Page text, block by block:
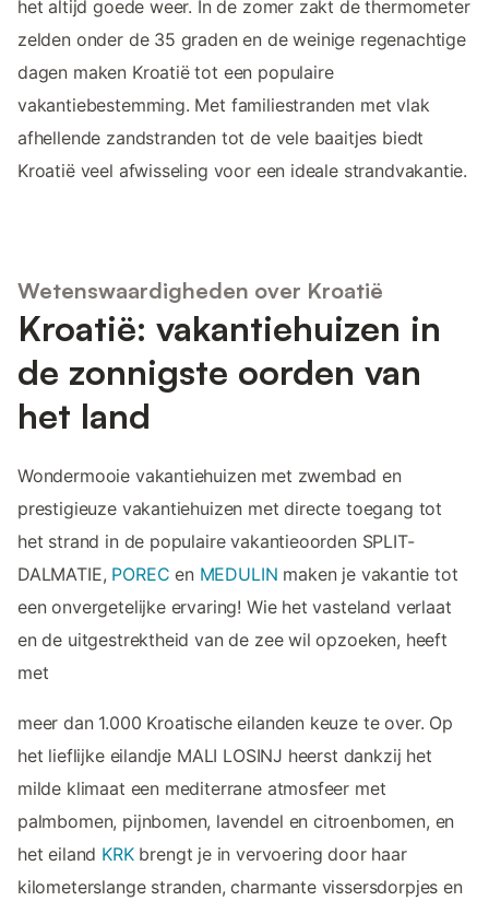
het altijd goede weer. In de zomer zakt de thermometer
zelden onder de 35 graden en de weinige regenachtige
dagen maken Kroatië tot een populaire
vakantiebestemming. Met familiestranden met vlak
afhellende zandstranden tot de vele baaitjes biedt
Kroatië veel afwisseling voor een ideale strandvakantie.
Wetenswaardigheden over Kroatië
Kroatië: vakantiehuizen in
de zonnigste oorden van
het land
Wondermooie vakantiehuizen met zwembad en
prestigieuze vakantiehuizen met directe toegang tot
het strand in de populaire vakantieoorden SPLIT-
DALMATIE, POREC en MEDULIN maken je vakantie tot
een onvergetelijke ervaring! Wie het vasteland verlaat
en de uitgestrektheid van de zee wil opzoeken, heeft
met
meer dan 1.000 Kroatische eilanden keuze te over. Op
het lieflijke eilandje MALI LOSINJ heerst dankzij het
milde klimaat een mediterrane atmosfeer met
palmbomen, pijnbomen, lavendel en citroenbomen, en
het eiland KRKbrengt je in vervoering door haar
kilometerslange stranden, charmante vissersdorpjes en